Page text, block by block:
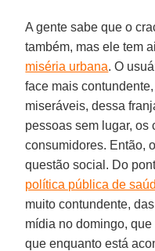
A gente sabe que o
também, mas ele tem
miséria urbana. O
face mais
miseráveis, dessa
pessoas sem lugar, os
consumidores. Então,
questão social. Do
política pública de
muito contundente,
mídia no domingo,
que enquanto está